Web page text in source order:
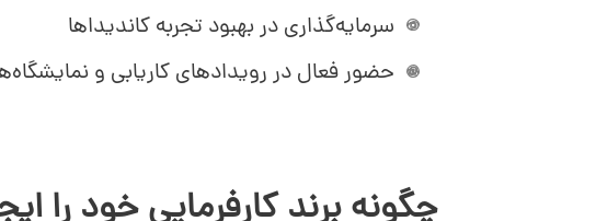
سرمایه‌گذاری در بهبود تجربه کاندیداها
حضور فعال در رویدادهای کاریابی و
چگونه برند کارفرمایی خود را